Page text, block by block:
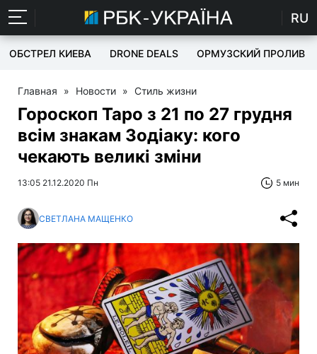
RU
ОБСТРЕЛ КИЕВА DRONE DEALS ОРМУЗСКИЙ ПРОЛИВ
Главная » Новости » Стиль жизни
Гороскоп Таро з 21 по 27 грудня
всім знакам Зодіаку: кого
чекають великі зміни
13:05 21.12.2020 Пн 5 мин
СВЕТЛАНА МАЩЕНКО